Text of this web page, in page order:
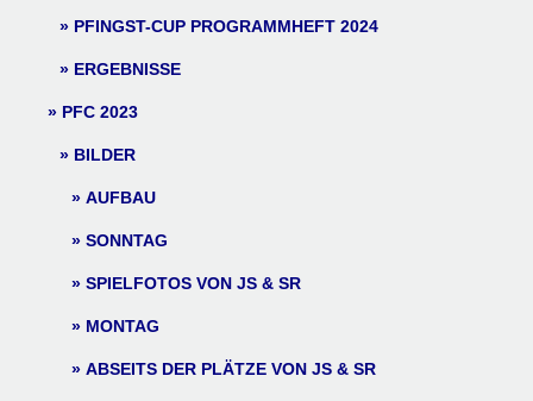
PFINGST-CUP PROGRAMMHEFT 2024
ERGEBNISSE
PFC 2023
BILDER
AUFBAU
SONNTAG
SPIELFOTOS VON JS & SR
MONTAG
ABSEITS DER PLÄTZE VON JS & SR